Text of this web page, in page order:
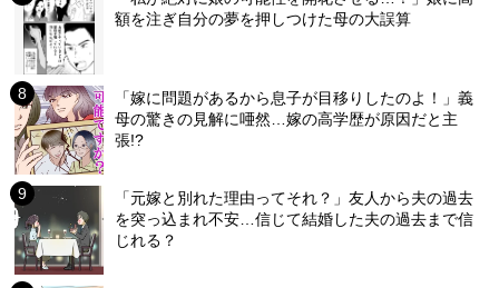
額を注ぎ自分の夢を押しつけた母の大誤算
「嫁に問題があるから息子が目移りしたのよ！」義
母の驚きの見解に唖然…嫁の高学歴が原因だと主
張!?
「元嫁と別れた理由ってそれ？」友人から夫の過去
を突っ込まれ不安…信じて結婚した夫の過去まで信
じれる？